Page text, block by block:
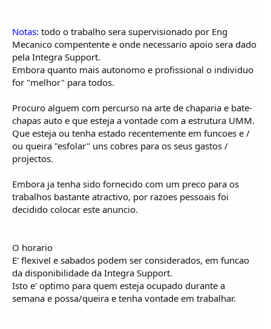
Notas: todo o trabalho sera supervisionado por Eng
Mecanico compentente e onde necessario apoio sera dado
pela Integra Support.
Embora quanto mais autonomo e profissional o individuo
for "melhor" para todos.
Procuro alguem com percurso na arte de chaparia e bate-
chapas auto e que esteja a vontade com a estrutura UMM.
Que esteja ou tenha estado recentemente em funcoes e /
ou queira "esfolar" uns cobres para os seus gastos /
projectos.
Embora ja tenha sido fornecido com um preco para os
trabalhos bastante atractivo, por razoes pessoais foi
decidido colocar este anuncio.
O horario
E' flexivel e sabados podem ser considerados, em funcao
da disponibilidade da Integra Support.
Isto e' optimo para quem esteja ocupado durante a
semana e possa/queira e tenha vontade em trabalhar.